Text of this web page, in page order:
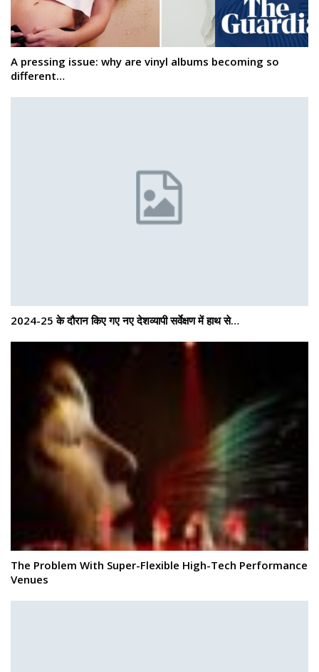
A pressing issue: why are vinyl albums becoming so
different…
2024-25 के दौरान किए गए नए देशव्यापी सर्वेक्षण में हाथ से…
The Problem With Super-Flexible High-Tech Performance
Venues